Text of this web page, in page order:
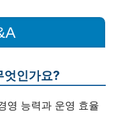
엇인가요?
영 능력과 운영 효율